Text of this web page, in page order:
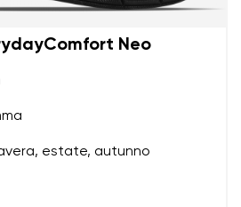
Neo
estate, autunno